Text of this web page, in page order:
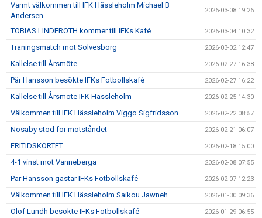
Varmt välkommen till IFK Hässleholm Michael B
Andersen
2026-03-08 19:26
TOBIAS LINDEROTH kommer till IFKs Kafé 2026-03-04 10:32
Träningsmatch mot Sölvesborg 2026-03-02 12:47
Kallelse till Årsmöte 2026-02-27 16:38
Pär Hansson besökte IFKs Fotbollskafé 2026-02-27 16:22
Kallelse till Årsmöte IFK Hässleholm 2026-02-25 14:30
Välkommen till IFK Hässleholm Viggo Sigfridsson 2026-02-22 08:57
Nosaby stod för motståndet 2026-02-21 06:07
FRITIDSKORTET 2026-02-18 15:00
4-1 vinst mot Vanneberga 2026-02-08 07:55
Pär Hansson gästar IFKs Fotbollskafé 2026-02-07 12:23
Välkommen till IFK Hässleholm Saikou Jawneh 2026-01-30 09:36
Olof Lundh besökte IFKs Fotbollskafé 2026-01-29 06:55